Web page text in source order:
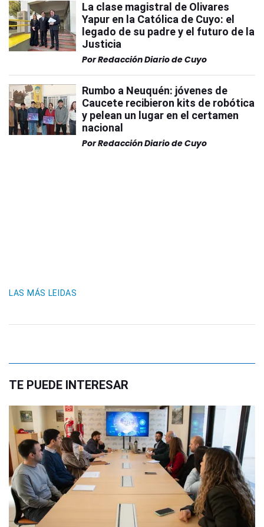
La clase magistral de Olivares
Yapur en la Católica de Cuyo: el
legado de su padre y el futuro de la
Justicia
PorRedacción Diario de Cuyo
Rumbo a Neuquén: jóvenes de
Caucete recibieron kits de robótica
y pelean un lugar en el certamen
nacional
PorRedacción Diario de Cuyo
LAS MÁS LEIDAS
TE PUEDE INTERESAR